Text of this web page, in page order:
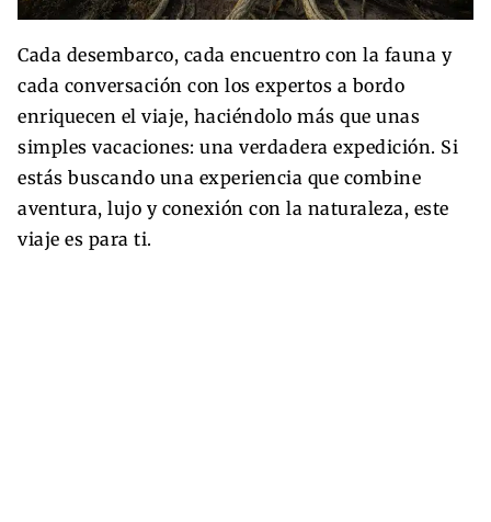
Cada desembarco, cada encuentro con la fauna y
cada conversación con los expertos a bordo
enriquecen el viaje, haciéndolo más que unas
simples vacaciones: una verdadera expedición. Si
estás buscando una experiencia que combine
aventura, lujo y conexión con la naturaleza, este
viaje es para ti.